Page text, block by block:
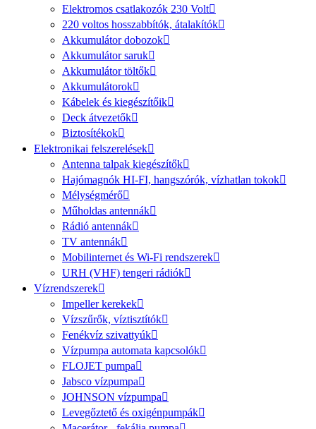
Elektromos csatlakozók 230 Volt
220 voltos hosszabbítók, átalakítók
Akkumulátor dobozok
Akkumulátor saruk
Akkumulátor töltők
Akkumulátorok
Kábelek és kiegészítőik
Deck átvezetők
Biztosítékok
Elektronikai felszerelések
Antenna talpak kiegészítők
Hajómagnók HI-FI, hangszórók, vízhatlan tokok
Mélységmérő
Műholdas antennák
Rádió antennák
TV antennák
Mobilinternet és Wi-Fi rendszerek
URH (VHF) tengeri rádiók
Vízrendszerek
Impeller kerekek
Vízszűrők, víztisztítók
Fenékvíz szivattyúk
Vízpumpa automata kapcsolók
FLOJET pumpa
Jabsco vízpumpa
JOHNSON vízpumpa
Levegőztető és oxigénpumpák